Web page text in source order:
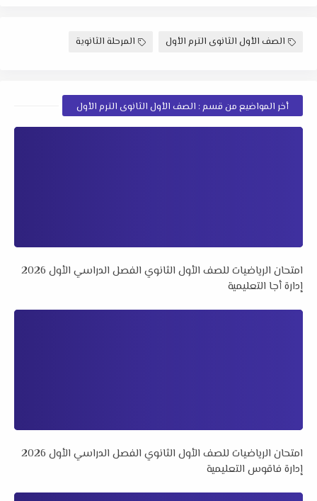
الصف الأول الثانوى الترم الأول المرحلة الثانوية
أخر المواضيع من قسم : الصف الأول الثانوى الترم الأول
امتحان الرياضيات للصف الأول الثانوي الفصل الدراسي الأول 2026
إدارة أجا التعليمية
امتحان الرياضيات للصف الأول الثانوي الفصل الدراسي الأول 2026
إدارة فاقوس التعليمية